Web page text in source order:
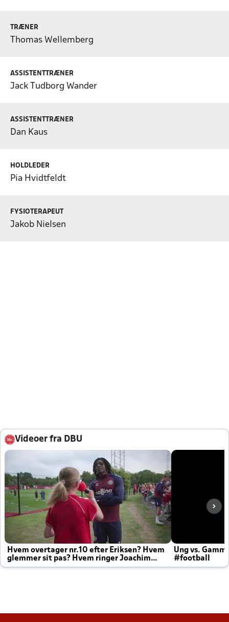
TRÆNER
Thomas Wellemberg
ASSISTENTTRÆNER
Jack Tudborg Wander
ASSISTENTTRÆNER
Dan Kaus
HOLDLEDER
Pia Hvidtfeldt
FYSIOTERAPEUT
Jakob Nielsen
Videoer fra DBU
Hvem overtager nr.10 efter Eriksen? Hvem
glemmer sit pas? Hvem ringer Joachim
altid til efter kampe?
Ung vs.
#football